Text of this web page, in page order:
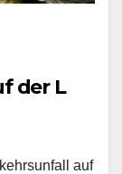
der L
auf